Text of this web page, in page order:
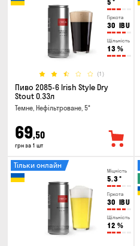
5 °
Гіркота
30 IBU
Щільність
13 %
(1)
Пиво 2085-6 Irish Style Dry
Stout 0.33л
Темне, Нефільтроване, 5°
69,50
грн за 1 шт
Міцність
5.3°
Гіркота
30 IBU
Щільність
12 %
Тільки онлайн